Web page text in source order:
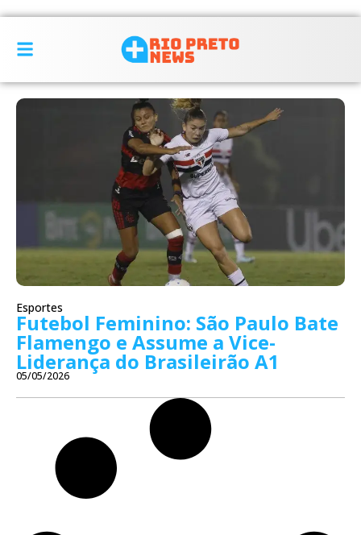
Esportes
Futebol Feminino: São Paulo Bate
Flamengo e Assume a Vice-
Liderança do Brasileirão A1
05/05/2026